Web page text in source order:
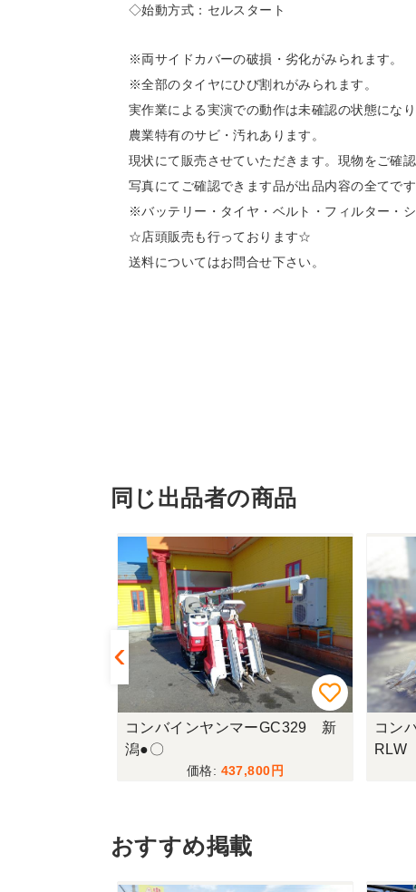
◇始動方式：セルスタート
※両サイドカバーの破損・劣化がみられます。
※全部のタイヤにひび割れがみられます。
実作業による実演での動作は未確認の状態になり
農業特有のサビ・汚れあります。
現状にて販売させていただきます。現物をご確
写真にてご確認できます品が出品内容の全てです
※バッテリー・タイヤ・ベルト・フィルター・
☆店頭販売も行っております☆
送料についてはお問合せ下さい。
同じ出品者の商品
コンバインヤンマーGC329 新
潟●〇
437,800
コン
RLW
おすすめ掲載